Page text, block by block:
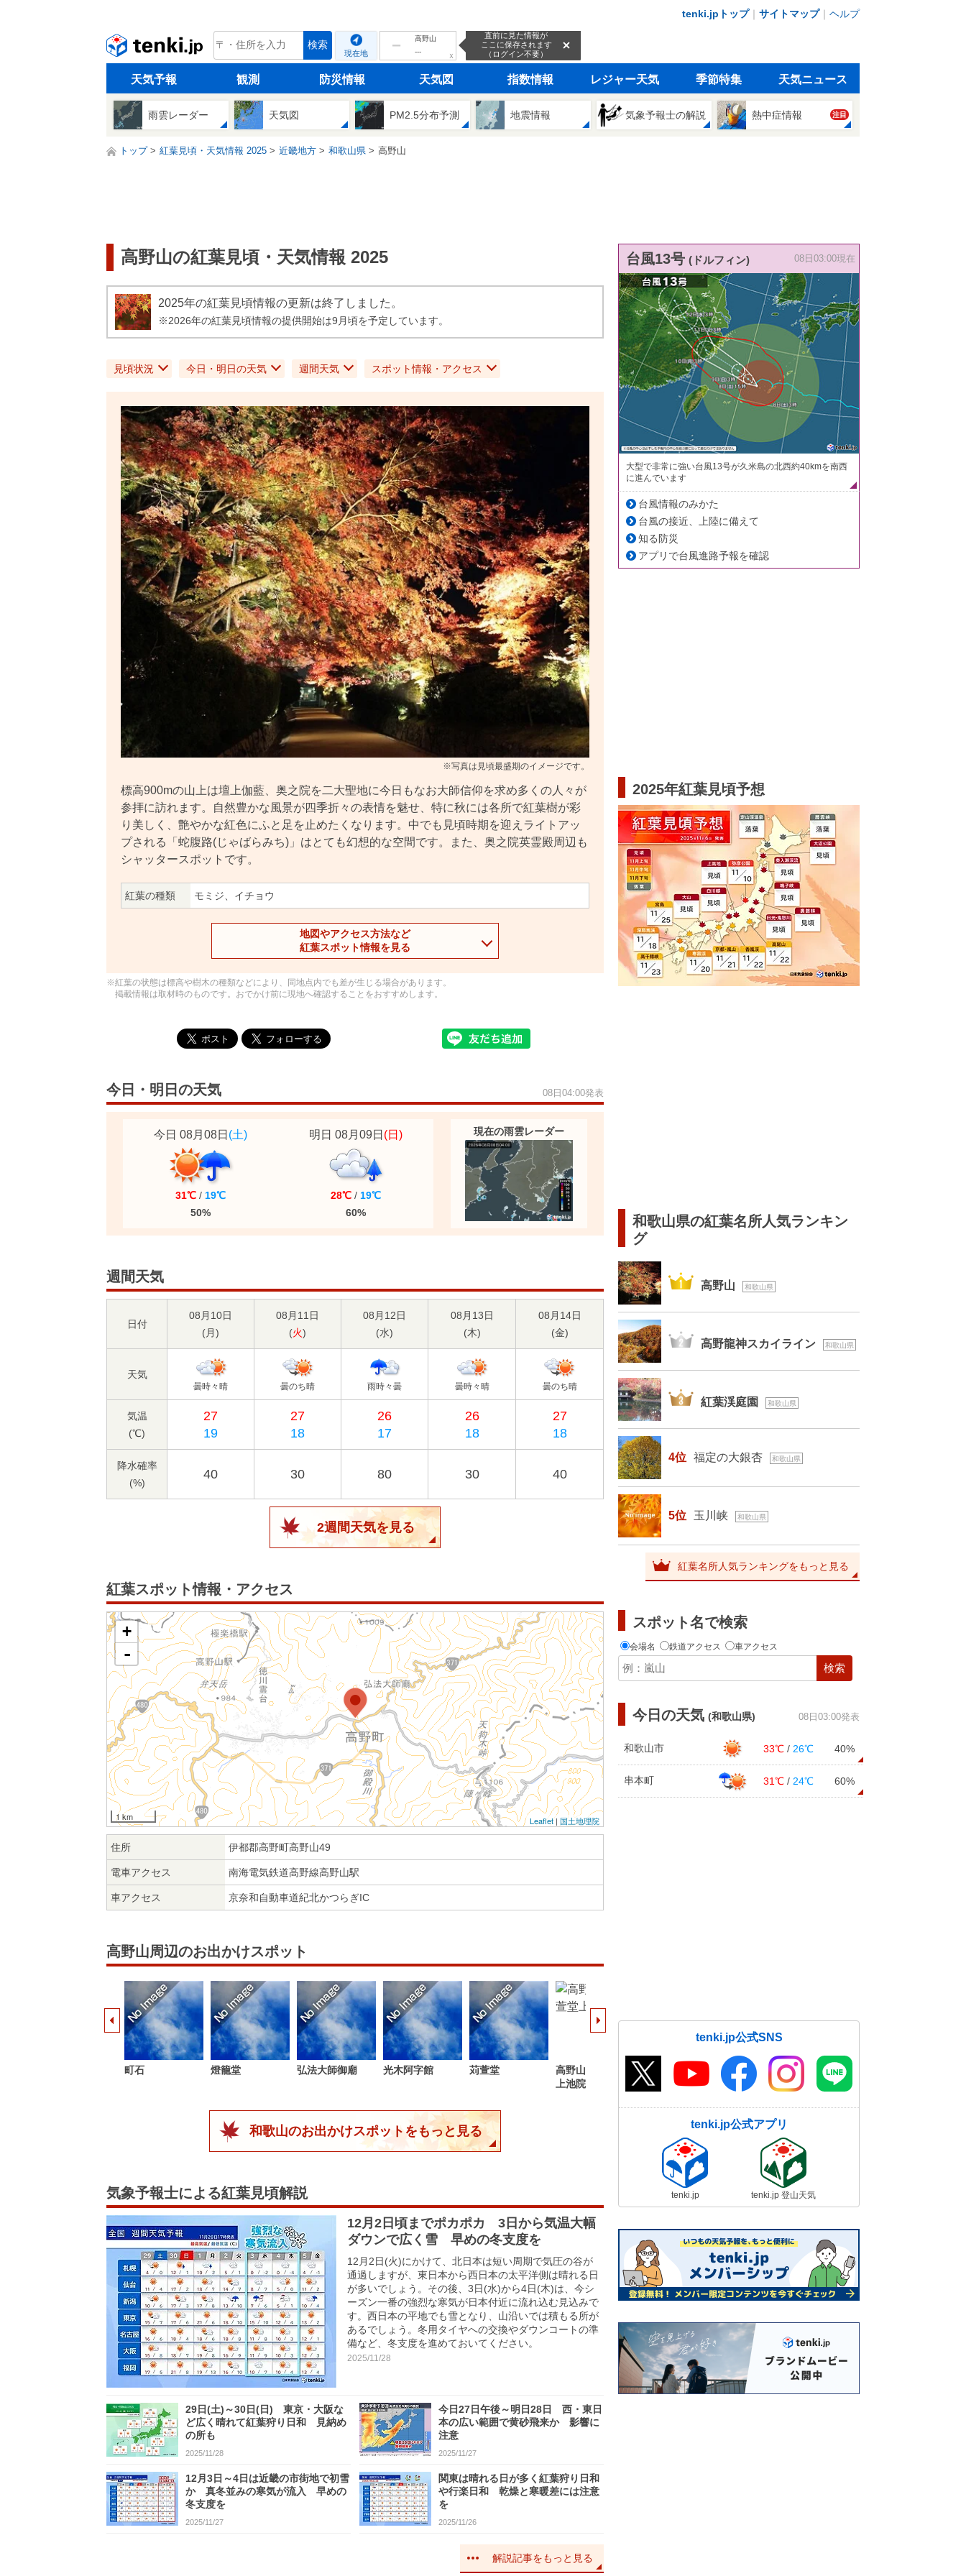
tenki.jpトップ｜ サイトマップ｜ ヘルプ
tenki.jp 検索
現在地
高野山
---
ｘ
直前に見た情報が
ここに保存されます
（ログイン不要）
天気予報 観測 防災情報 天気図 指数情報 レジャー天気 季節特集 天気ニュース
雨雲レーダー 天気図 PM2.5分布予測 地震情報 気象予報士の解説 熱中症情報 注目
トップ 紅葉見頃・天気情報 2025 近畿地方 和歌山県 高野山
高野山の紅葉見頃・天気情報 2025
2025年の紅葉見頃情報の更新は終了しました。
※2026年の紅葉見頃情報の提供開始は9月頃を予定しています。
見頃状況 今日・明日の天気 週間天気 スポット情報・アクセス
※写真は見頃最盛期のイメージです。
標高900mの山上は壇上伽藍、奥之院を二大聖地に今日もなお大師信仰を求め多くの人々が
参拝に訪れます。自然豊かな風景が四季折々の表情を魅せ、特に秋には各所で紅葉樹が彩
り美しく、艶やかな紅色にふと足を止めたくなります。中でも見頃時期を迎えライトアッ
プされる「蛇腹路(じゃばらみち)」はとても幻想的な空間です。また、奥之院英霊殿周辺も
シャッタースポットです。
紅葉の種類 モミジ、イチョウ
地図やアクセス方法など
紅葉スポット情報を見る
※紅葉の状態は標高や樹木の種類などにより、同地点内でも差が生じる場合があります。
掲載情報は取材時のものです。おでかけ前に現地へ確認することをおすすめします。
今日・明日の天気 08日04:00発表
今日 08月08日 (土)
31℃ / 19℃
50%
明日 08月09日 (日)
28℃ / 19℃
60%
現在の雨雲レーダー
週間天気
日付
08月10日
(月)
08月11日
(火)
08月12日
(水)
08月13日
(木)
08月14日
(金)
天気
曇時々晴 曇のち晴 雨時々曇 曇時々晴 曇のち晴
気温
(℃)
27
19
27
18
26
17
26
18
27
18
降水確率
(%)
40 30 80 30 40
2週間天気を見る
紅葉スポット情報・アクセス
+
-
1 km Leaflet| 国土地理院
住所 伊都郡高野町高野山49
電車アクセス 南海電気鉄道高野線高野山駅
車アクセス 京奈和自動車道紀北かつらぎIC
高野山周辺のお出かけスポット
町石 燈籠堂 弘法大師御廟 光木阿字館 苅萱堂
高野山 宿坊 萱堂
上池院
本覚院 大円院
無量光院(和歌山
県高野町)
和歌山のお出かけスポットをもっと見る
気象予報士による紅葉見頃解説
12月2日頃までポカポカ 3日から気温大幅
ダウンで広く雪 早めの冬支度を
12月2日(火)にかけて、北日本は短い周期で気圧の谷が
通過しますが、東日本から西日本の太平洋側は晴れる日
が多いでしょう。その後、3日(水)から4日(木)は、今シ
ーズン一番の強烈な寒気が日本付近に流れ込む見込みで
す。西日本の平地でも雪となり、山沿いでは積もる所が
あるでしょう。冬用タイヤへの交換やダウンコートの準
備など、冬支度を進めておいてください。
2025/11/28
29日(土)～30日(日) 東京・大阪な
ど広く晴れて紅葉狩り日和 見納め
の所も
2025/11/28
今日27日午後～明日28日 西・東日
本の広い範囲で黄砂飛来か 影響に
注意
2025/11/27
12月3日～4日は近畿の市街地で初雪
か 真冬並みの寒気が流入 早めの
冬支度を
2025/11/27
関東は晴れる日が多く紅葉狩り日和
や行楽日和 乾燥と寒暖差には注意
を
2025/11/26
解説記事をもっと見る
台風13号 (ドルフィン) 08日03:00現在
大型で非常に強い台風13号が久米島の北西約40kmを南西
に進んでいます
台風情報のみかた
台風の接近、上陸に備えて
知る防災
アプリで台風進路予報を確認
2025年紅葉見頃予想
和歌山県の紅葉名所人気ランキン
グ
1位
高野山 和歌山県
2位
高野龍神スカイライン 和歌山県
3位
紅葉渓庭園 和歌山県
4位 福定の大銀杏 和歌山県
5位 玉川峡 和歌山県
紅葉名所人気ランキングをもっと見る
スポット名で検索
会場名 鉄道アクセス 車アクセス
検索
今日の天気 (和歌山県) 08日03:00発表
和歌山市 33℃ / 26℃ 40%
串本町 31℃ / 24℃ 60%
tenki.jp公式SNS
tenki.jp公式アプリ
tenki.jp tenki.jp 登山天気